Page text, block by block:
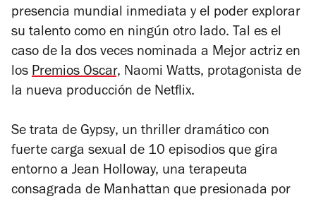
presencia mundial inmediata y el poder explorar
su talento como en ningún otro lado. Tal es el
caso de la dos veces nominada a Mejor actriz en
los Premios Oscar, Naomi Watts, protagonista de
la nueva producción de Netflix.
Se trata de Gypsy, un thriller dramático con
fuerte carga sexual de 10 episodios que gira
entorno a Jean Holloway, una terapeuta
consagrada de Manhattan que presionada por